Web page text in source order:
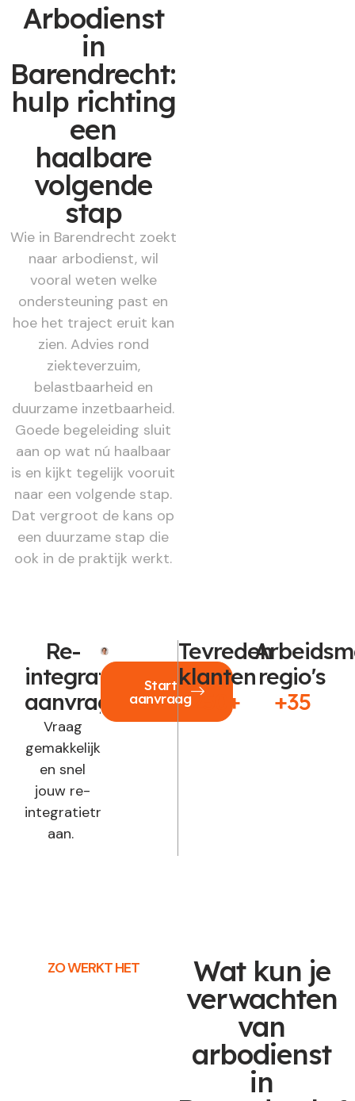
Arbodienst
in
Barendrecht:
hulp richting
een
haalbare
volgende
stap
Wie in Barendrecht zoekt
naar arbodienst, wil
vooral weten welke
ondersteuning past en
hoe het traject eruit kan
zien. Advies rond
ziekteverzuim,
belastbaarheid en
duurzame inzetbaarheid.
Goede begeleiding sluit
aan op wat nú haalbaar
is en kijkt tegelijk vooruit
naar een volgende stap.
Dat vergroot de kans op
een duurzame stap die
ook in de praktijk werkt.
Re-
integratie
aanvragen?
Vraag
gemakkelijk
en snel
jouw re-
integratietraject
aan.
Start
aanvraag
Tevreden
klanten
250+
regio's
+35
ZO WERKT HET Wat kun je
verwachten
van
arbodienst
in